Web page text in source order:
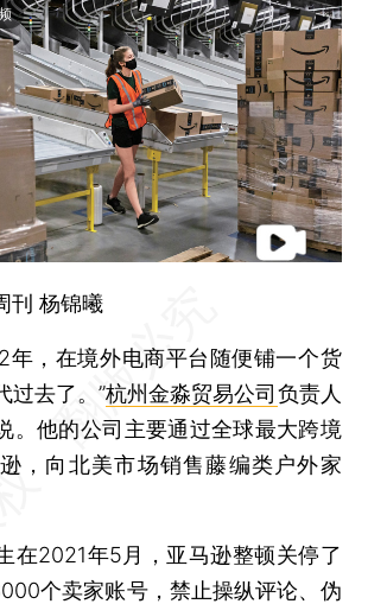
刊 杨锦曦
，在境外电商平台随便铺一个货
过去了。”杭州金淼贸易公司 负责人
。他的公司主要通过全球最大跨境
，向北美市场销售藤编类户外家
2021年5月，亚马逊整顿关停了
个卖家账号，禁止操纵评论、伪